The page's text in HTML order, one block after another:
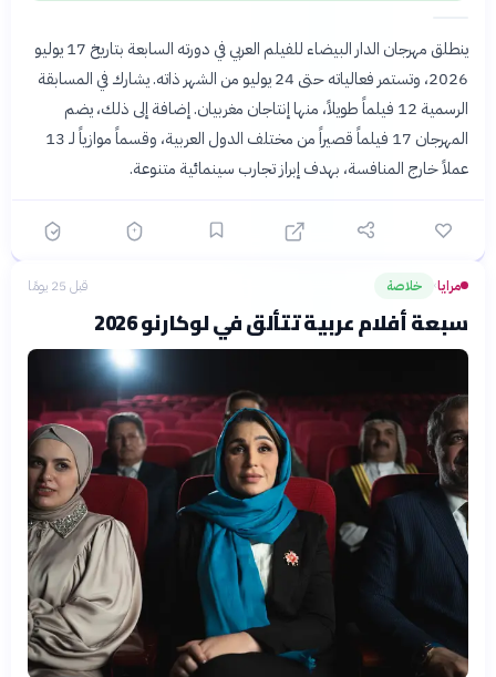
ينطلق مهرجان الدار البيضاء للفيلم العربي في دورته السابعة بتاريخ 17 يوليو
2026، وتستمر فعالياته حتى 24 يوليو من الشهر ذاته. يشارك في المسابقة
الرسمية 12 فيلماً طويلاً، منها إنتاجان مغربيان. إضافة إلى ذلك، يضم
المهرجان 17 فيلماً قصيراً من مختلف الدول العربية، وقسماً موازياً لـ 13
عملاً خارج المنافسة، بهدف إبراز تجارب سينمائية متنوعة.
مرايا› خلاصة قبل 25 يومًا
سبعة أفلام عربية تتألق في لوكارنو 2026